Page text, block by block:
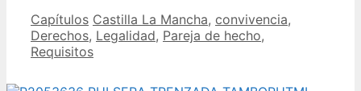
Albacete
para
parejas
hecho
Categories
Capítulos Tags
Castilla La Mancha, convivencia,
Derechos, Legalidad, Pareja de hecho,
Requisitos